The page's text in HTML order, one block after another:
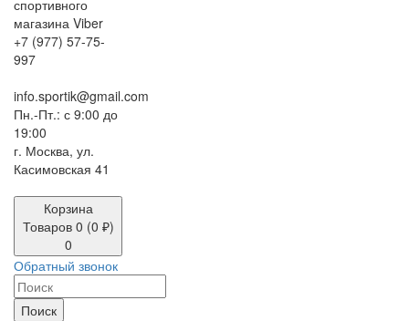
+7 (977) 57-75-
997
info.sportik@gmail.com
Пн.-Пт.: с 9:00 до
19:00
г. Москва, ул.
Касимовская 41
Корзина
Товаров 0 (0 ₽)
0
Обратный звонок
Поиск